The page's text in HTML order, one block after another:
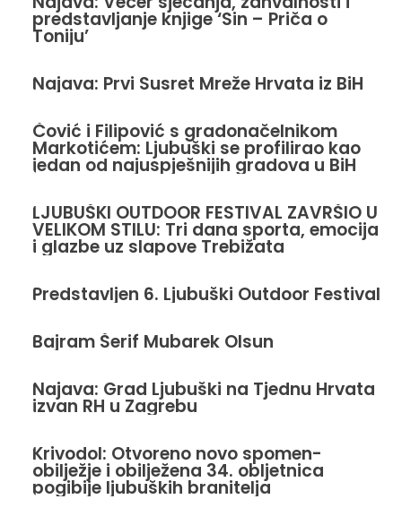
predstavljanje knjige ‘Sin – Priča o
Toniju’
Najava: Prvi Susret Mreže Hrvata iz BiH
Čović i Filipović s gradonačelnikom
Markotićem: Ljubuški se profilirao kao
jedan od najuspješnijih gradova u BiH
LJUBUŠKI OUTDOOR FESTIVAL ZAVRŠIO U
VELIKOM STILU: Tri dana sporta, emocija
i glazbe uz slapove Trebižata
Predstavljen 6. Ljubuški Outdoor Festival
Bajram Šerif Mubarek Olsun
Najava: Grad Ljubuški na Tjednu Hrvata
izvan RH u Zagrebu
Krivodol: Otvoreno novo spomen-
obilježje i obilježena 34. obljetnica
pogibije ljubuških branitelja